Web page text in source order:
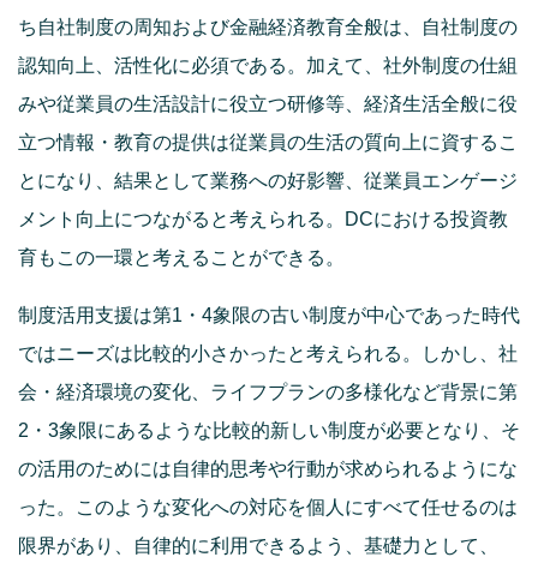
ち自社制度の周知および金融経済教育全般は、自社制度の
認知向上、活性化に必須である。加えて、社外制度の仕組
みや従業員の生活設計に役立つ研修等、経済生活全般に役
立つ情報・教育の提供は従業員の生活の質向上に資するこ
とになり、結果として業務への好影響、従業員エンゲージ
メント向上につながると考えられる。DCにおける投資教
育もこの一環と考えることができる。
制度活用支援は第1・4象限の古い制度が中心であった時代
ではニーズは比較的小さかったと考えられる。しかし、社
会・経済環境の変化、ライフプランの多様化など背景に第
2・3象限にあるような比較的新しい制度が必要となり、そ
の活用のためには自律的思考や行動が求められるようにな
った。このような変化への対応を個人にすべて任せるのは
限界があり、自律的に利用できるよう、基礎力として、